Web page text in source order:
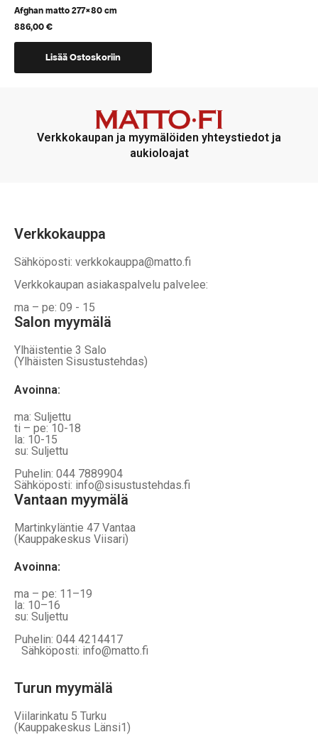
Afghan matto 277×80 cm
886,00€
Lisää Ostoskoriin
Verkkokaupan ja myymälöiden yhteystiedot ja
aukioloajat
Verkkokauppa
Sähköposti: verkkokauppa@matto.fi
Verkkokaupan asiakaspalvelu palvelee:
ma – pe: 09 - 15
Salon myymälä
Ylhäistentie 3 Salo
(Ylhäisten Sisustustehdas)
Avoinna:
ma: Suljettu
ti – pe: 10-18
la: 10-15
su: Suljettu
Puhelin: 044 7889904
Sähköposti: info@sisustustehdas.fi
Vantaan myymälä
Martinkyläntie 47 Vantaa
(Kauppakeskus Viisari)
Avoinna:
ma – pe: 11–19
la: 10–16
su: Suljettu
Puhelin: 044 4214417
Sähköposti: info@matto.fi
Turun myymälä
Viilarinkatu 5 Turku
(Kauppakeskus Länsi1)